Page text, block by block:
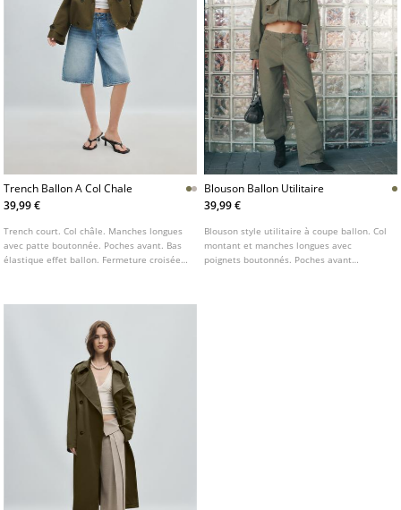
Trench Ballon A Col Chale
39,99 €
Trench court. Col châle. Manches longues
avec patte boutonnée. Poches avant. Bas
élastique effet ballon. Fermeture croisée
Blouson Ballon Utilitaire
39,99 €
Blouson style utilitaire à coupe ballon. Col
montant et manches longues avec
poignets boutonnés. Poches avant